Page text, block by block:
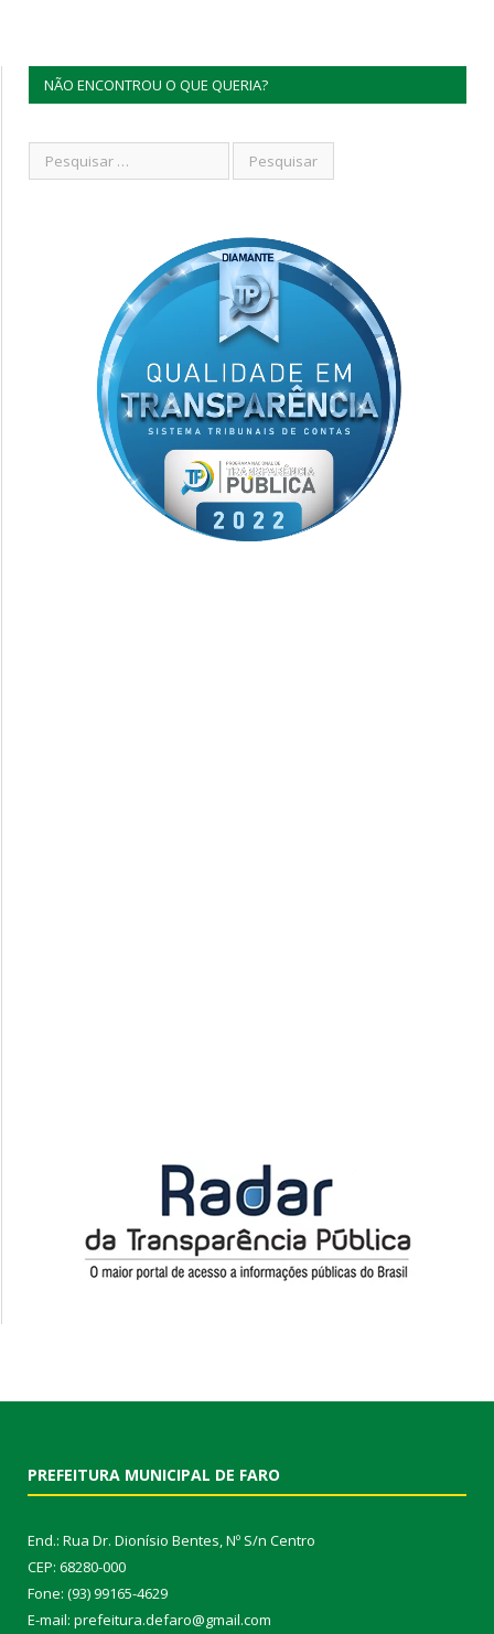
NÃO ENCONTROU O QUE QUERIA?
PREFEITURA MUNICIPAL DE FARO
End.: Rua Dr. Dionísio Bentes, Nº S/n Centro
CEP: 68280-000
Fone: (93) 99165-4629
E-mail: prefeitura.defaro@gmail.com